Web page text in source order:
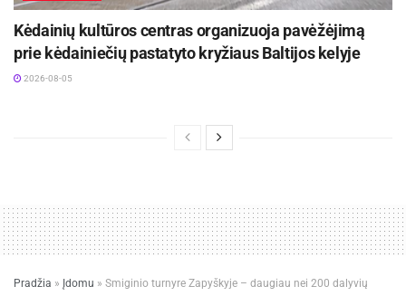
Kėdainių kultūros centras organizuoja pavėžėjimą
prie kėdainiečių pastatyto kryžiaus Baltijos kelyje
2026-08-05
Pradžia » Įdomu » Smiginio turnyre Zapyškyje – daugiau nei 200 dalyvių